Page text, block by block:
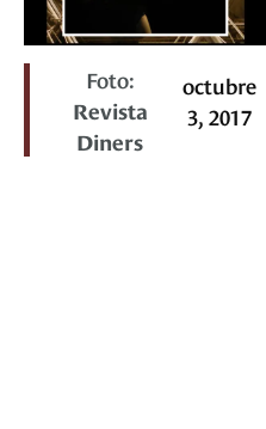
Foto:
Revista
Diners
octubre
3, 2017